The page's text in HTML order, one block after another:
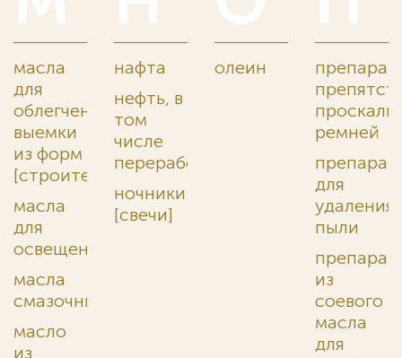
масла
для
облегчения
выемки
из форм
[строительство]
масла
для
освещения
масла
смазочные
масло
из
нафта
нефть, в
том
числе
переработанная
ночники
[свечи]
олеин
ремней
для
удаления
пыли
из
соевого
масла
для